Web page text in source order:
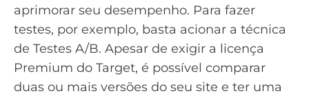
aprimorar seu desempenho. Para fazer
testes, por exemplo, basta acionar a técnica
de Testes A/B. Apesar de exigir a licença
Premium do Target, é possível comparar
duas ou mais versões do seu site e ter uma